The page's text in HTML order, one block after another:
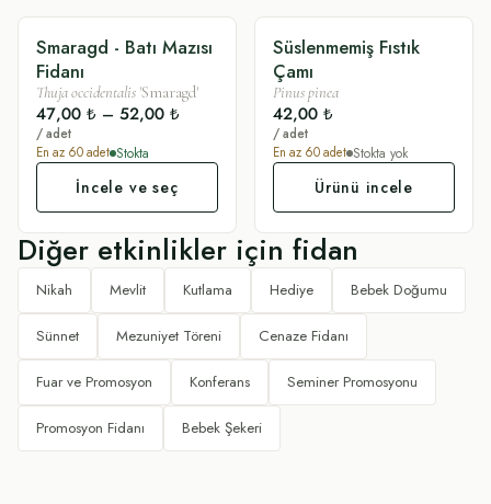
SÜSLÜ
Smaragd - Batı Mazısı
Fidanı
Thuja occidentalis 'Smaragd'
47,00 ₺ – 52,00 ₺
/ adet
En az 60adet Stokta
İncele ve seç
SADE
Süslenmemiş Fıstık
Çamı
Pinus pinea
42,00 ₺
/ adet
En az 60adet Stokta yok
Ürünü incele
Diğer etkinlikler için fidan
Nikah Mevlit Kutlama Hediye Bebek Doğumu
Sünnet Mezuniyet Töreni Cenaze Fidanı
Fuar ve Promosyon Konferans Seminer Promosyonu
Promosyon Fidanı Bebek Şekeri